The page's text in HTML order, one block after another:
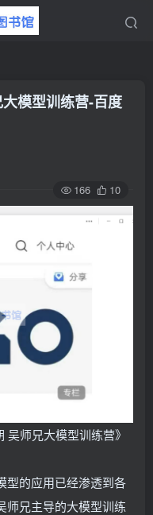
模型训练营-百度
166 10
师兄大模型训练营》
型的应用已经渗透到各
师兄主导的大模型训练